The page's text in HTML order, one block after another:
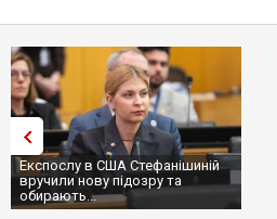
в США Стефанішиній
нову підозру та